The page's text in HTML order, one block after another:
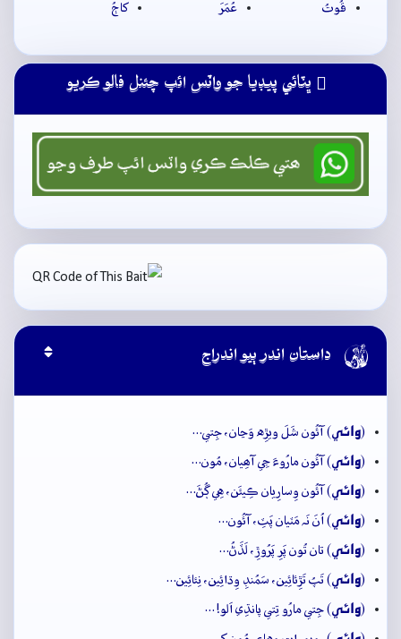
قُوتُ
عُمَرَ کاڄُ
ڀٽائي پيڊيا جو واٽس ائپ چئنل فالو ڪريو
 داستان اندر ٻيو اندراج
(وائِي) آئُون شَلَ ويڙِه وَڃان، جِتي…
(وائِي) آئُون مارُوءَ جِي آھِيان، مُون…
(وائِي) آئُون وِسارِيان ڪِيئَن، هِي ڳُڻَ…
(وائِي) اُنَ نَہ مَٽيان پَٽِ، آئُون…
(وائِي) تان تُون پَرِ پَرُوڙِ، لَڏَڻُ…
(وائِي) تَپُ تَڙِئائِين، سَمُنڊِ وِڌائِين، نِئائِين…
(وائِي) جِتي مارُو تِتي پانڌِي اَلو!…